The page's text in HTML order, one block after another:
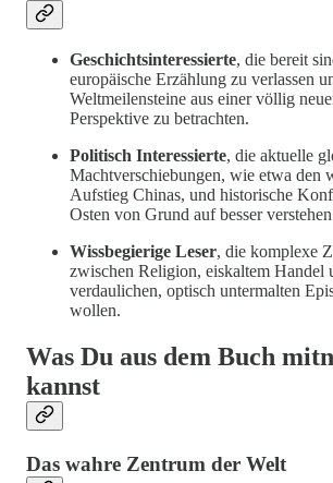
Geschichtsinteressierte, die bereit
europäische Erzählung zu verlassen
Weltmeilensteine aus einer völlig
Perspektive zu betrachten.
Politisch Interessierte, die aktuelle
Machtverschiebungen, wie etwa den
Aufstieg Chinas, und historische
Osten von Grund auf besser
Wissbegierige Leser, die komplexe
zwischen Religion, eiskaltem Handel
verdaulichen, optisch untermalten
wollen.
Was Du aus dem Buch
kannst
Das wahre Zentrum der Welt